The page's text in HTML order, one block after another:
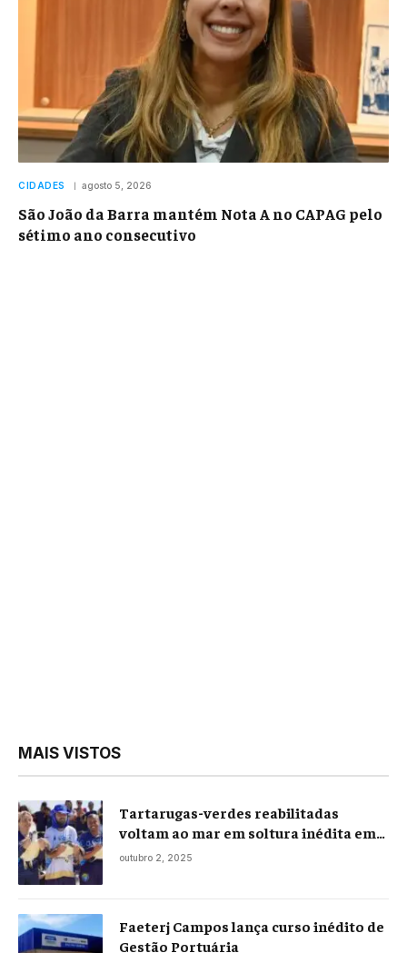
CIDADES agosto 5, 2026
São João da Barra mantém Nota A no CAPAG pelo
sétimo ano consecutivo
MAIS VISTOS
Tartarugas-verdes reabilitadas
voltam ao mar em soltura inédita em
Praia Seca
outubro 2, 2025
Faeterj Campos lança curso inédito de
Gestão Portuária